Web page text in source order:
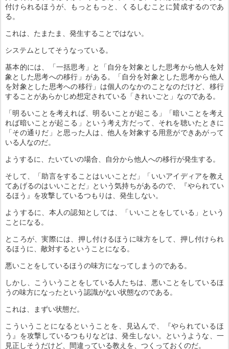
付けられるほうが、もっともっと、くるしむことに賛成するのであ
る。
これは、たまたま、発生することではない。
システムとしてそうなっている。
基本的には、「一括思考」と「自分を対象とした思考から他人を対
象とした思考への移行」がある。「自分を対象とした思考から他人
を対象とした思考への移行」は個人のなかのことなのだけど、移行
することがあらかじめ想定されている「きれいごと」なのである。
「明るいことを考えれば、明るいことが起こる」「暗いことを考え
れば暗いことが起こる」という考え方だって、それを聴いたときに
「その通りだ」と思った人は、他人を対象する用意ができあがって
いる人なのだ。
ようするに、たいていの場合、自分から他人への移行が発生する。
そして、「助言をすることはいいことだ」「いいアイディアを教え
てあげるのはいいことだ」という気持ちがあるので、『やられてい
るほう』を攻撃しているつもりは、発生しない。
ようするに、本人の認知としては、「いいことをしている」という
ことになる。
ところが、実際には、押し付けるほうに味方をして、押し付けられ
るほうに、敵対するということになる。
悪いことをしているほうの味方になってしまうのである。
しかし、こういうことをしている人たちは、悪いことをしているほ
うの味方になったという認識がない状態なのである。
これは、まずい状態だ。
こういうことになるということを、見込んで、『やられているほ
う』を攻撃しているつもりなどは、発生しない。というような、一
見正しそうだけど、間違っている教えを、つくっておくのだ。